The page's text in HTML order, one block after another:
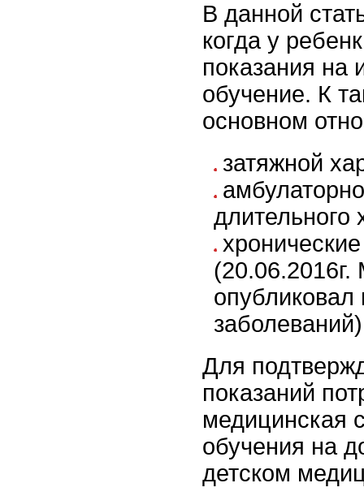
В данной
когда у
показания на
обучение. К
основном
затяжной
длительного
опубликовал
Для
показаний
медицинская
обучения на
детском